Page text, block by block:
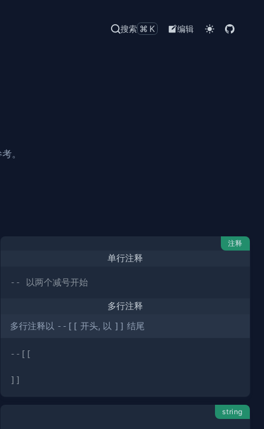
搜索 ⌘K 编辑
。
注释
单行注释
-- 以两个减号开始
多行注释
多行注释以 --[[ 开头, 以 ]] 结尾
]]
string